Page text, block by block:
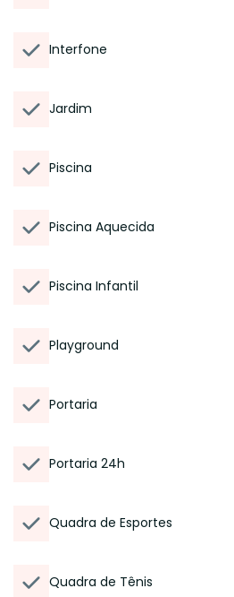
Interfone
Jardim
Piscina
Piscina Aquecida
Piscina Infantil
Playground
Portaria
Portaria 24h
Quadra de Esportes
Quadra de Tênis